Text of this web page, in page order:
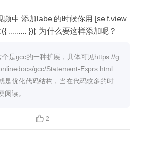
频中 添加label的时候你用 [self.view
addSubView:({ ......... })]; 为什么要这样添加呢？
是gcc的一种扩展，具体可见https://g
gcc/Statement-Exprs.html
是优化代码结构，当在代码较多的时
阅读。
 2